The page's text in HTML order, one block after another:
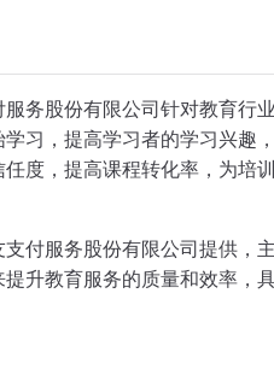
务股份有限公司针对教育行
习，提高学习者的学习兴趣
度，提高课程转化率，为培
付服务股份有限公司提供，
升教育服务的质量和效率，